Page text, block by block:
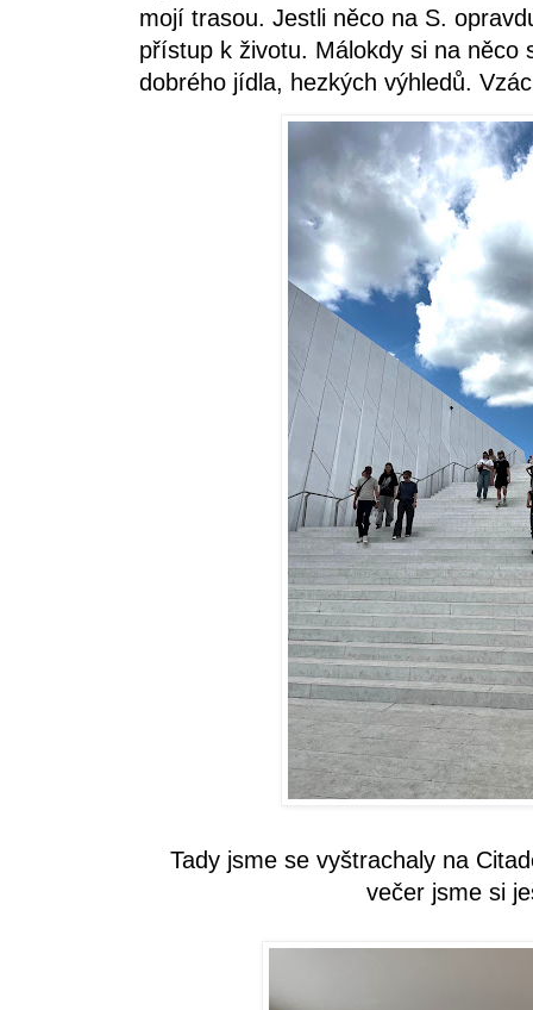
mojí trasou. Jestli něco na S.
přístup k životu. Málokdy si na něco
dobrého jídla, hezkých výhledů.
Tady jsme se vyštrachaly na
večer jsme si